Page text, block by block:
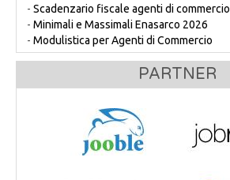
- Scadenzario fiscale agenti di commercio
- Minimali e Massimali Enasarco 2026
- Modulistica per Agenti di Commercio
PARTNER